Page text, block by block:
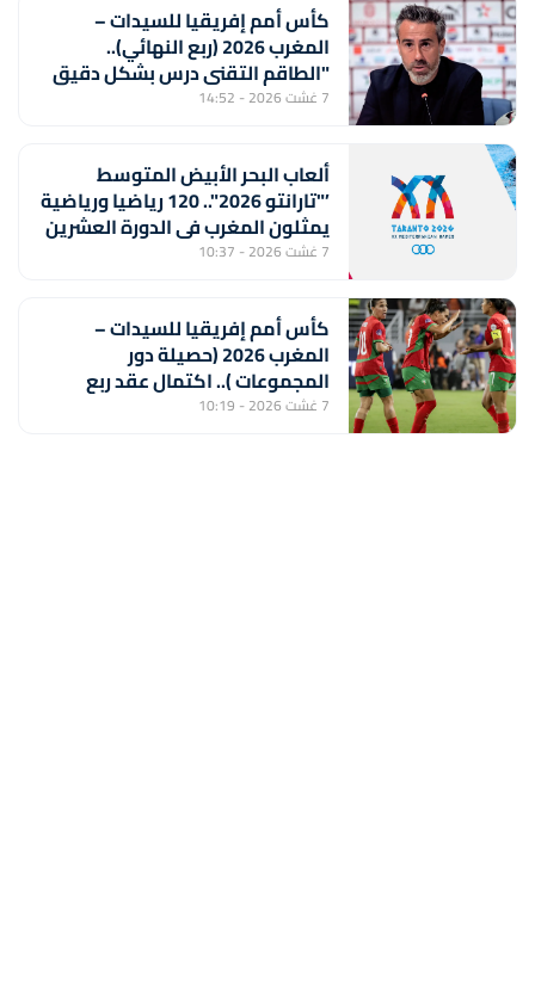
كأس أمم إفريقيا للسيدات –
المغرب 2026 (ربع النهائي)..
"الطاقم التقني درس بشكل دقيق
منتخب جنوب إفريقيا لتحقيق
7 غشت 2026 - 14:52
ألعاب البحر الأبيض المتوسط
’"تارانتو 2026".. 120 رياضيا ورياضية
يمثلون المغرب في الدورة العشرين
7 غشت 2026 - 10:37
كأس أمم إفريقيا للسيدات –
المغرب 2026 (حصيلة دور
المجموعات ).. اكتمال عقد ربع
النهائي ولبؤات الأطلس أمام جنوب
7 غشت 2026 - 10:19